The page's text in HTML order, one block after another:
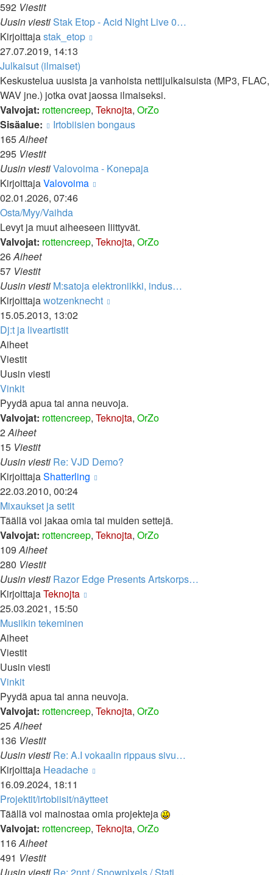
592 Viestit
Uusin viestiStak Etop - Acid Night Live 0…
Kirjoittajastak_etop
27.07.2019, 14:13
Julkaisut (ilmaiset)
Keskustelua uusista ja vanhoista nettijulkaisuista (MP3, FLAC,
WAV jne.) jotka ovat jaossa ilmaiseksi.
Valvojat: rottencreep, Teknojta, OrZo
Sisäalue:
Irtobiisien bongaus
165Aiheet
295 Viestit
Uusin viestiValovoima - Konepaja
KirjoittajaValovoima
02.01.2026, 07:46
Osta/Myy/Vaihda
Levyt ja muut aiheeseen liittyvät.
Valvojat: rottencreep, Teknojta, OrZo
26Aiheet
57 Viestit
Uusin viesti M:satoja elektroniikki, indus…
Kirjoittajawotzenknecht
15.05.2013, 13:02
Dj:t ja liveartistit
Aiheet
Viestit
Uusin viesti
Vinkit
Pyydä apua tai anna neuvoja.
Valvojat: rottencreep, Teknojta, OrZo
2Aiheet
15 Viestit
Uusin viesti Re: VJD Demo?
KirjoittajaShatterling
22.03.2010, 00:24
Mixaukset ja setit
Täällä voi jakaa omia tai muiden settejä.
Valvojat: rottencreep, Teknojta, OrZo
109Aiheet
280 Viestit
Uusin viesti Razor Edge Presents Artskorps…
KirjoittajaTeknojta
25.03.2021, 15:50
Musiikin tekeminen
Aiheet
Viestit
Uusin viesti
Vinkit
Pyydä apua tai anna neuvoja.
Valvojat: rottencreep, Teknojta, OrZo
25Aiheet
136 Viestit
Uusin viesti Re: A.I vokaalin rippaus sivu…
Kirjoittaja Headache
viesti
16.09.2024, 18:11
Projektit/irtobiisit/näytteet
Täällä voi mainostaa omia projekteja
Valvojat: rottencreep, Teknojta, OrZo
116Aiheet
491 Viestit